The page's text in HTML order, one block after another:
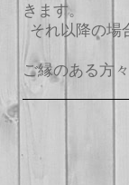
きます。
それ以降の場
ご縁のある方